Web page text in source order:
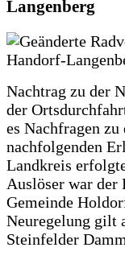
Langenberg
Nachtrag zu der
der
es Nachfragen
nachfolgenden
Landkreis
Auslöser war der
Gemeinde
Neuregelung gilt
Steinfelder